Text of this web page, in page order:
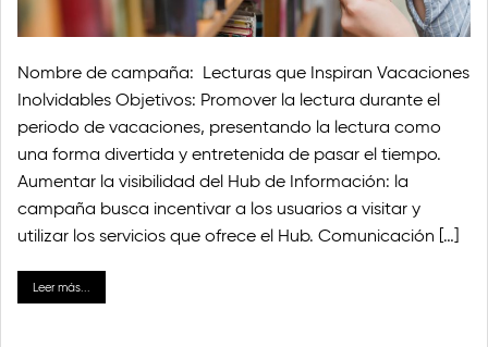
Nombre de campaña: Lecturas que Inspiran Vacaciones
Inolvidables Objetivos: Promover la lectura durante el
periodo de vacaciones, presentando la lectura como
una forma divertida y entretenida de pasar el tiempo.
Aumentar la visibilidad del Hub de Información: la
campaña busca incentivar a los usuarios a visitar y
utilizar los servicios que ofrece el Hub. Comunicación […]
Leer más...